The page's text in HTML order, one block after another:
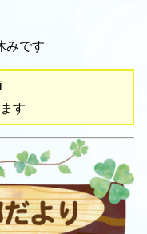
みです
す